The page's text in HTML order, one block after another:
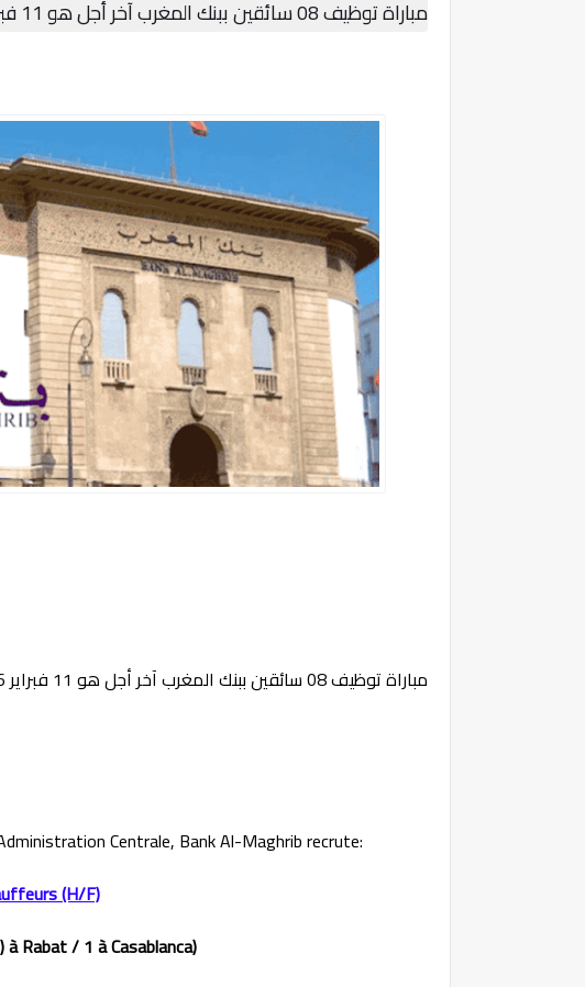
مباراة توظيف 08 سائقين ببنك المغرب آخر أجل هو 11 فبراير 2026
مباراة توظيف 08 سائقين ببنك المغرب آخر أجل هو 11 فبراير 2026
Centrale, Bank Al-Maghrib recrute:
(H/F)
Rabat / 1 à Casablanca)